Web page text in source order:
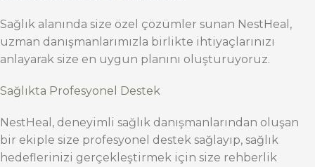
Sağlık alanında size özel çözümler sunan NestHeal,
uzman danışmanlarımızla birlikte ihtiyaçlarınızı
anlayarak size en uygun planını oluşturuyoruz.
Sağlıkta Profesyonel Destek
NestHeal, deneyimli sağlık danışmanlarından oluşan
bir ekiple size profesyonel destek sağlayıp, sağlık
hedeflerinizi gerçekleştirmek için size rehberlik